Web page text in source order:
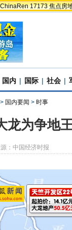
ChinaRen 17173 焦点房
国内 | 国际 | 社会 |
> 国内要闻 > 时事
龙为争地
： 中国经济时报